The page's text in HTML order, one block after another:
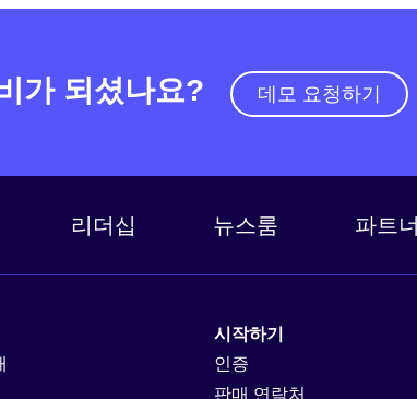
가 되셨나요? 데모 요청하기
리더십 뉴스룸 파트너
시작하기
인증
판매 연락처